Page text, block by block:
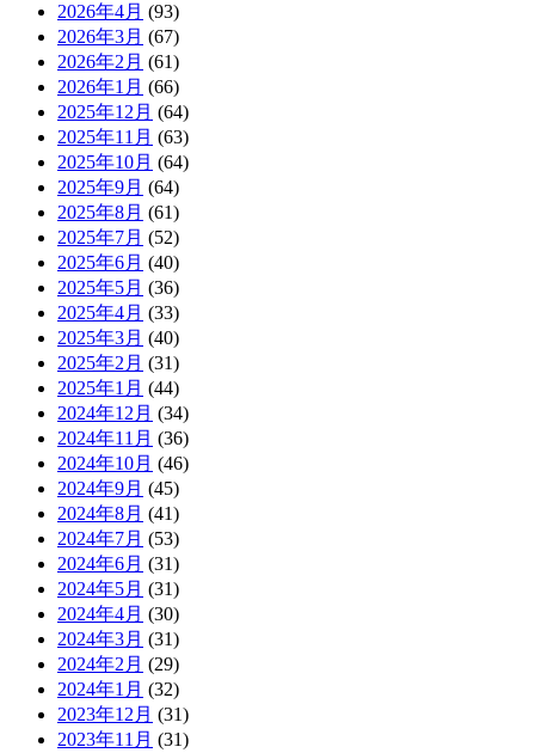
2026年4月 (93)
2026年3月 (67)
2026年2月 (61)
2026年1月 (66)
2025年12月 (64)
2025年11月 (63)
2025年10月 (64)
2025年9月 (64)
2025年8月 (61)
2025年7月 (52)
2025年6月 (40)
2025年5月 (36)
2025年4月 (33)
2025年3月 (40)
2025年2月 (31)
2025年1月 (44)
2024年12月 (34)
2024年11月 (36)
2024年10月 (46)
2024年9月 (45)
2024年8月 (41)
2024年7月 (53)
2024年6月 (31)
2024年5月 (31)
2024年4月 (30)
2024年3月 (31)
2024年2月 (29)
2024年1月 (32)
2023年12月 (31)
2023年11月 (31)